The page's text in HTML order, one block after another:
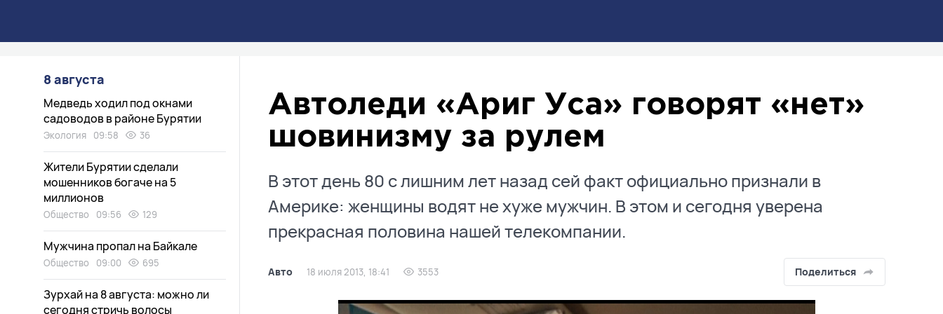
Автоледи «Ариг Уса» говорят «нет»
шовинизму за рулем
В этот день 80 с лишним лет назад сей факт официально признали в
Америке: женщины водят не хуже мужчин. В этом и сегодня уверена
прекрасная половина нашей телекомпании.
Авто 18 июля 2013, 18:41 3553 Поделиться
8 августа
Медведь ходил под окнами
садоводов в районе Бурятии
Экология 09:58 36
Жители Бурятии сделали
мошенников богаче на 5
миллионов
Общество 09:56 129
Мужчина пропал на Байкале
Общество 09:00 695
Зурхай на 8 августа: можно ли
сегодня стричь волосы